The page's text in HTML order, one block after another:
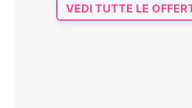
VEDI TUTTE LE